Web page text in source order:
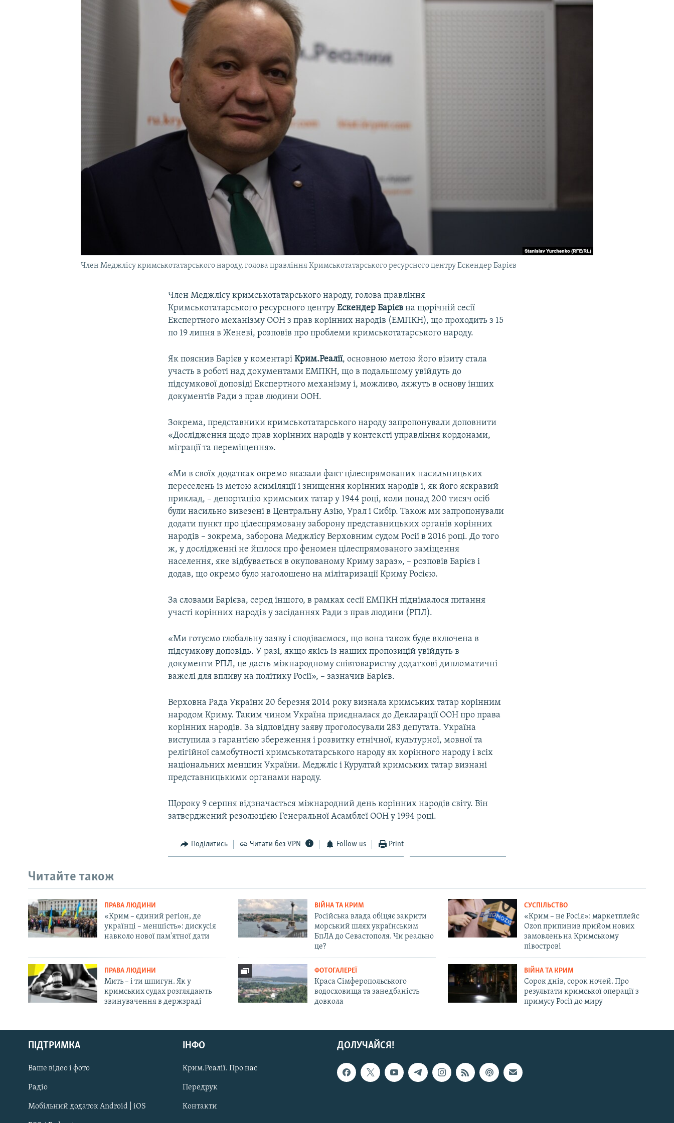
Русский
Qırımtatar
ДОЛУЧАЙСЯ!
Член Меджлісу кримськотатарського народу, голова правління Кримськотатарського ресурсного центру Ескендер Барієв
Член Меджлісу кримськотатарського народу, голова правління
Кримськотатарського ресурсного центруЕскендер Барієв на щорічній сесії
Експертного механізму ООН з прав корінних народів (ЕМПКН), що проходить з 15
по 19 липня в Женеві, розповів про проблеми кримськотатарського народу.
Як пояснив Барієв у коментаріКрим.Реалії, основною метою його візиту стала
участь в роботі над документами ЕМПКН, що в подальшому увійдуть до
підсумкової доповіді Експертного механізму і, можливо, ляжуть в основу інших
документів Ради з прав людини ООН.
Зокрема, представники кримськотатарського народу запропонували доповнити
«Дослідження щодо прав корінних народів у контексті управління кордонами,
міграції та переміщення».
«Ми в своїх додатках окремо вказали факт цілеспрямованих насильницьких
переселень із метою асиміляції і знищення корінних народів і, як його яскравий
приклад, – депортацію кримських татар у 1944 році, коли понад 200 тисяч осіб
були насильно вивезені в Центральну Азію, Урал і Сибір. Також ми запропонували
додати пункт про цілеспрямовану заборону представницьких органів корінних
народів – зокрема, заборона Меджлісу Верховним судом Росії в 2016 році. До того
ж, у дослідженні не йшлося про феномен цілеспрямованого заміщення
населення, яке відбувається в окупованому Криму зараз», – розповів Барієв і
додав, що окремо було наголошено на мілітаризації Криму Росією.
За словами Барієва, серед іншого, в рамках сесії ЕМПКН піднімалося питання
участі корінних народів у засіданнях Ради з прав людини (РПЛ).
«Ми готуємо глобальну заяву і сподіваємося, що вона також буде включена в
підсумкову доповідь. У разі, якщо якісь із наших пропозицій увійдуть в
документи РПЛ, це дасть міжнародному співтовариству додаткові дипломатичні
важелі для впливу на політику Росії», – зазначив Барієв.
Верховна Рада України 20 березня 2014 року визнала кримських татар корінним
народом Криму. Таким чином Україна приєдналася до Декларації ООН про права
корінних народів. За відповідну заяву проголосували 283 депутата. Україна
виступила з гарантією збереження і розвитку етнічної, культурної, мовної та
релігійної самобутності кримськотатарського народу як корінного народу і всіх
національних меншин України. Меджліс і Курултай кримських татар визнані
представницькими органами народу.
Щороку 9 серпня відзначається міжнародний день корінних народів світу. Він
затверджений резолюцією Генеральної Асамблеї ООН у 1994 році.
Поділитись Читати без VPN Follow us Print
Читайте також
ПРАВА ЛЮДИНИ
«Крим – єдиний регіон, де
українці – меншість»: дискусія
навколо нової пам'ятної дати
ВІЙНА ТА КРИМ
Російська влада обіцяє закрити
морський шлях українським
БпЛА до Севастополя. Чи реально
це?
СУСПІЛЬСТВО
«Крим – не Росія»: маркетплейс
Ozon припинив прийом нових
замовлень на Кримському
півострові
ПРАВА ЛЮДИНИ
Мить – і ти шпигун. Як у
кримських судах розглядають
звинувачення в держзраді
ФОТОГАЛЕРЕЇ
Краса Сімферопольського
водосховища та занедбаність
довкола
ВІЙНА ТА КРИМ
Сорок днів, сорок ночей. Про
результати кримської операції з
примусу Росії до миру
ДОЛУЧАЙСЯ!
ПІДТРИМКА
Ваше відео і фото
Радіо
Мобільний додаток Android | iOS
ІНФО
Крим.Реалії. Про нас
Передрук
Контакти